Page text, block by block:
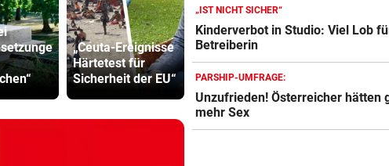
„Ceuta-Ereignisse
Härtetest für
Sicherheit der EU“
Panthers fügen
Vikings erste
Niederlage in
AFLE zu
Frau in
Waren es
„IST NICHT SICHER“
Kinderverbot in Studio: Viel Lob
Betreiberin
PARSHIP-UMFRAGE:
Unzufrieden! Österreicher hätten
mehr Sex